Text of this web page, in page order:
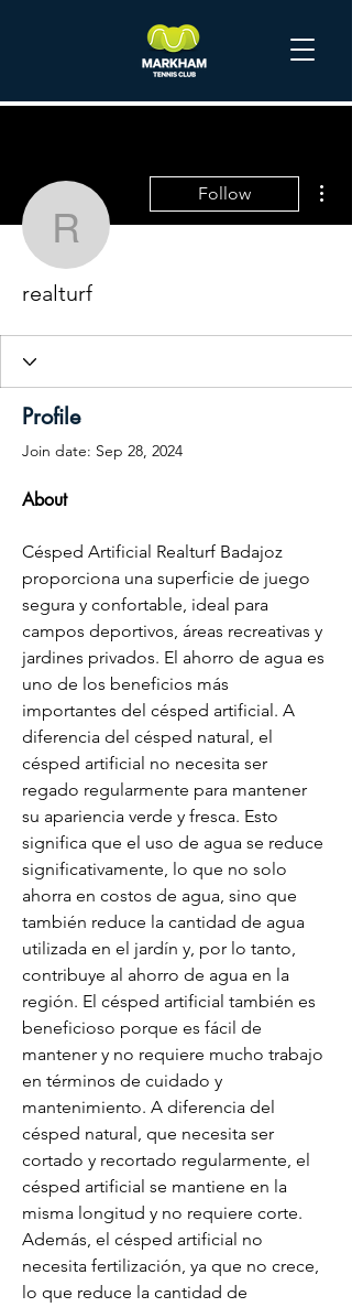
realturf
Follow
realturf
Profile
Join date: Sep 28, 2024
About
Césped Artificial Realturf Badajoz
proporciona una superficie de juego
segura y confortable, ideal para
campos deportivos, áreas recreativas y
jardines privados. El ahorro de agua es
uno de los beneficios más
importantes del césped artificial. A
diferencia del césped natural, el
césped artificial no necesita ser
regado regularmente para mantener
su apariencia verde y fresca. Esto
significa que el uso de agua se reduce
significativamente, lo que no solo
ahorra en costos de agua, sino que
también reduce la cantidad de agua
utilizada en el jardín y, por lo tanto,
contribuye al ahorro de agua en la
región. El césped artificial también es
beneficioso porque es fácil de
mantener y no requiere mucho trabajo
en términos de cuidado y
mantenimiento. A diferencia del
césped natural, que necesita ser
cortado y recortado regularmente, el
césped artificial se mantiene en la
misma longitud y no requiere corte.
Además, el césped artificial no
necesita fertilización, ya que no crece,
lo que reduce la cantidad de